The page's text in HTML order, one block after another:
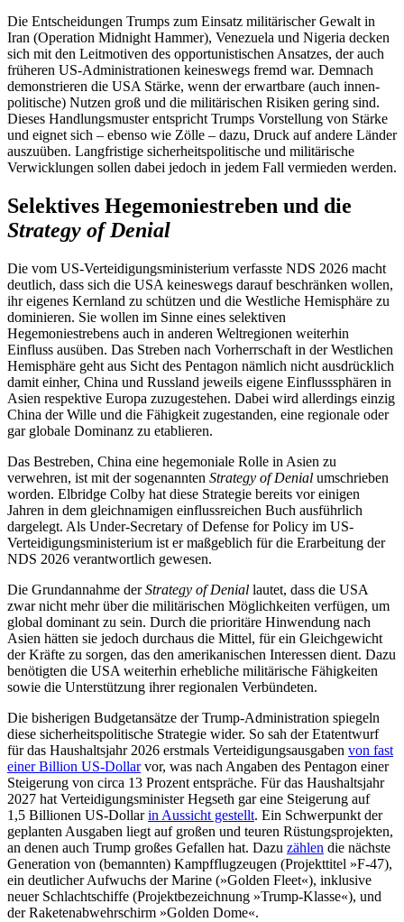
Die Entscheidungen Trumps zum Einsatz militärischer Gewalt in
Iran (Operation Midnight Hammer), Venezuela und Nigeria decken
sich mit den Leitmotiven des oppor­tunistischen Ansatzes, der auch
früheren US-Administrationen keineswegs fremd war. Demnach
demonstrieren die USA Stärke, wenn der erwartbare (auch innen­
politische) Nutzen groß und die militäri­schen Risiken gering sind.
Dieses Hand­lungsmuster entspricht Trumps Vorstellung von Stärke
und eignet sich – ebenso wie Zölle – dazu, Druck auf andere Länder
auszuüben. Langfristige sicherheitspolitische und militärische
Verwicklungen sol­len dabei jedoch in jedem Fall vermieden werden.
Selektives Hegemoniestreben und die
Strategy of Denial
Die vom US-Verteidigungsministerium ver­fasste NDS 2026 macht
deutlich, dass sich die USA keineswegs darauf beschränken wollen,
ihr eigenes Kernland zu schützen und die Westliche Hemisphäre zu
dominieren. Sie wollen im Sinne eines selektiven
Hegemoniestrebens auch in anderen Welt­regionen weiterhin
Einfluss ausüben. Das Streben nach Vorherrschaft in der West­lichen
Hemisphäre geht aus Sicht des Pentagon nämlich nicht ausdrücklich
damit einher, China und Russland jeweils eigene Einflusssphären in
Asien respektive Europa zuzugestehen. Dabei wird allerdings einzig
China der Wille und die Fähigkeit zugestan­den, eine regionale oder
gar globale Domi­nanz zu etablieren.
Das Bestreben, China eine hegemoniale Rolle in Asien zu
verwehren, ist mit der sogenannten Strategy of Denial umschrieben
worden. Elbridge Colby hat diese Strategie bereits vor einigen
Jahren in dem gleichnamigen einflussreichen Buch ausführlich
dargelegt. Als Under-Secretary of Defense for Policy im US-
Verteidigungsministerium ist er maßgeblich für die Erarbeitung der
NDS 2026 ver­antwortlich gewesen.
Die Grundannahme derStrategy of Denial lautet, dass die USA
zwar nicht mehr über die militärischen Möglichkeiten verfügen, um
global dominant zu sein. Durch die prioritäre Hinwendung nach
Asien hätten sie jedoch durchaus die Mittel, für ein Gleichgewicht
der Kräfte zu sorgen, das den amerikanischen Interessen dient. Dazu
benötigten die USA weiterhin erhebliche militärische Fähigkeiten
sowie die Unterstützung ihrer regio­nalen Verbündeten.
Die bisherigen Budgetansätze der Trump-Administration spiegeln
diese sicherheitspolitische Strategie wider. So sah der Etat­entwurf
für das Haushaltsjahr 2026 erst­mals Verteidigungsausgaben von fast
einer Billion US-Dollarvor, was nach Angaben des Pentagon einer
Steigerung von circa 13 Prozent entspräche. Für das Haushaltsjahr
2027 hat Verteidigungsminister Hegseth gar eine Steigerung auf
1,5 Billio­nen US-Dollarin Aussicht gestellt. Ein Schwerpunkt der
geplanten Ausgaben liegt auf großen und teuren Rüstungsprojekten,
an denen auch Trump großes Gefallen hat. Dazu zählen die nächste
Generation von (bemannten) Kampfflugzeugen (Projekttitel »F-47),
ein deutlicher Aufwuchs der Marine (»Golden Fleet«), inklusive
neuer Schlachtschiffe (Projektbezeichnung »Trump-Klasse«), und
der Raketenabwehrschirm »Golden Dome«.